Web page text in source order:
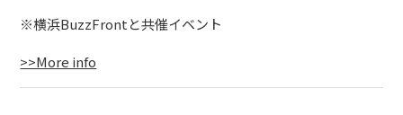
※横浜BuzzFrontと共催イベント
>>More info